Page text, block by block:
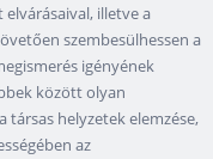
elvárásaival, illetve a
szembesülhessen a
igényének
között olyan
társas helyzetek elemzése,
az